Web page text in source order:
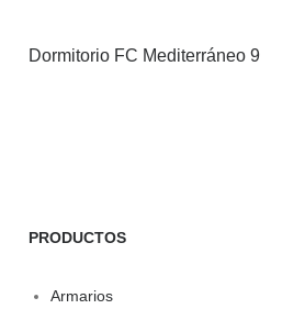
Dormitorio FC Mediterráneo 9
PRODUCTOS
Armarios